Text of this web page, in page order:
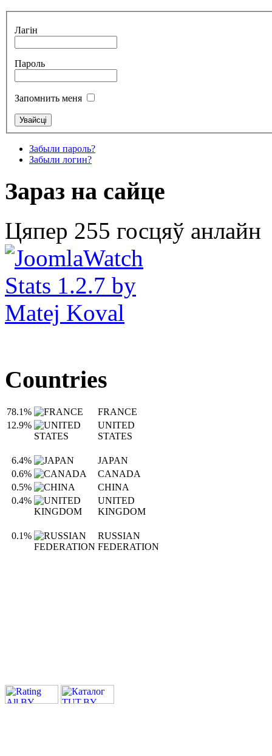
Лагін
Пароль
Запомнить меня
Забыли пароль?
Забыли логин?
Зараз на сайце
Цяпер 255 госцяў анлайн
Countries
78.1%
FRANCE
12.9%
UNITED
STATES
6.4%
JAPAN
0.6%
CANADA
0.5%
CHINA
0.4%
UNITED
KINGDOM
0.1%
RUSSIAN
FEDERATION